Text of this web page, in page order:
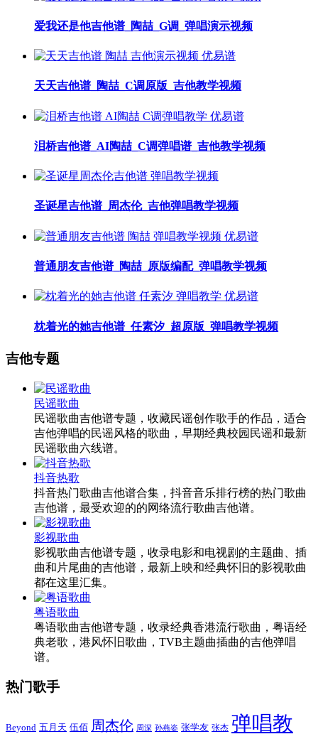
爱我还是他吉他谱_陶喆_G调_弹唱演示视频
天天吉他谱_陶喆_C调原版_吉他教学视频
泪桥吉他谱_AI陶喆_C调弹唱谱_吉他教学视频
圣诞星吉他谱_周杰伦_吉他弹唱教学视频
普通朋友吉他谱_陶喆_原版编配_弹唱教学视频
枕着光的她吉他谱_任素汐_超原版_弹唱教学视频
吉他专题
民谣歌曲
民谣歌曲吉他谱专题，收藏民谣创作歌手的作品，适合
吉他弹唱的民谣风格的歌曲，早期经典校园民谣和最新
民谣歌曲六线谱。
抖音热歌
抖音热门歌曲吉他谱合集，抖音音乐排行榜的热门歌曲
吉他谱，最受欢迎的的网络流行歌曲吉他谱。
影视歌曲
影视歌曲吉他谱专题，收录电影和电视剧的主题曲、插
曲和片尾曲的吉他谱，最新上映和经典怀旧的影视歌曲
都在这里汇集。
粤语歌曲
粤语歌曲吉他谱专题，收录经典香港流行歌曲，粤语经
典老歌，港风怀旧歌曲，TVB主题曲插曲的吉他弹唱
谱。
热门歌手
Beyond 五月天 伍佰 周杰伦 周深 孙燕姿 张学友 张杰 弹唱教